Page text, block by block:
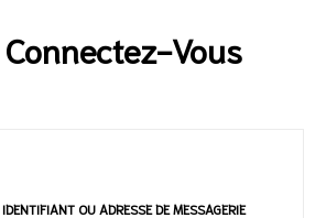
Connectez-Vous
IDENTIFIANT OU ADRESSE DE MESSAGERIE